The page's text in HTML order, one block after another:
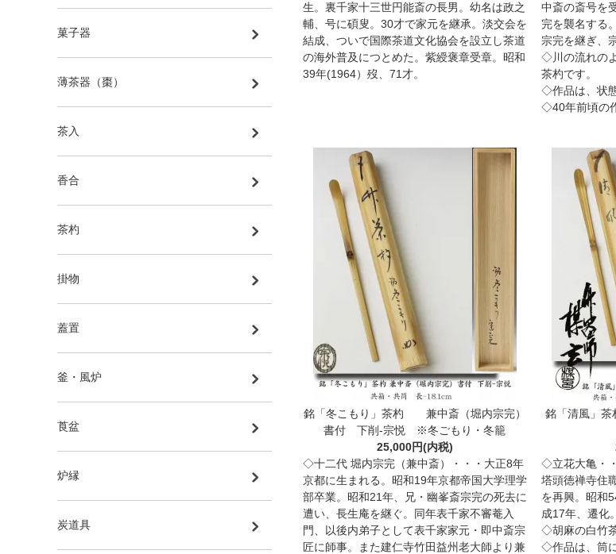
生。裏千家十三世円能斎の長男。幼名は政之
輔、号に碩叟。30才で家元を継承。淡交会を
結成、ついで国際茶道文化協会を設立し茶道
の海外普及につとめた。紫綬褒章受章。昭和
39年(1964）歿、71才。
中斎の斎号を
完を襲名する
宗完を継ぎ、
◇川の流れの
茶杓です。
◇作品は、状
◇40年前頃の
銘「冬こもり」茶杓 兼中斎（堀内宗完）
書付 下削-宗悦 ※冬ごもり・冬籠
25,000円(内税)
◇十二代 堀内宗完（兼中斎）・・・大正8年
京都に生まれる。昭和19年京都帝国大学理学
部卒業。昭和21年、兄・幽峯斎宗完の死去に
遭い、長生庵を継ぐ。同年表千家不審菴入
門、以後内弟子として表千家家元・即中斎宗
匠に師事。また建仁寺竹田益州老大師より兼
銘「清風」
◇立花大亀・
塔頭徳禅寺住
を再興。昭和
成17年、遷化。
◇胡麻の白竹
◇作品は、筒
菓子器
薄茶器（棗）
茶入
香合
茶杓
掛物
蓋置
釜・風炉
莨盆
炉縁
炭道具